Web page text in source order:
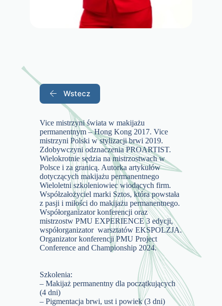
Wstecz
Vice mistrzyni świata w makijażu
permanentnym – Hong Kong 2017. Vice
mistrzyni Polski w stylizacji brwi 2019.
Zdobywczyni odznaczenia PROARTIST.
Wielokrotnie sędzia na mistrzostwach w
Polsce i za granicą. Autorka artykułów
dotyczących makijażu permanentnego
Wieloletni szkoleniowiec wiodących firm.
Współzałożyciel marki Sztos, która powstała
z pasji i miłości do makijażu permanentnego.
Współorganizator konferencji oraz
mistrzostw PMU EXPERIENCE 3 edycji,
współorganizator warsztatów EKSPOLZJA.
Organizator konferencji PMU Project
Conference and Championship 2024.
Szkolenia:
– Makijaż permanentny dla początkujących
(4 dni)
– Pigmentacja brwi, ust i powiek (3 dni)